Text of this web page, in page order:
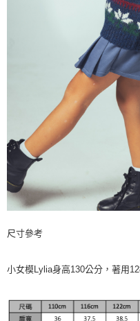
尺寸參考
小女模Lylia身高130公分，著用